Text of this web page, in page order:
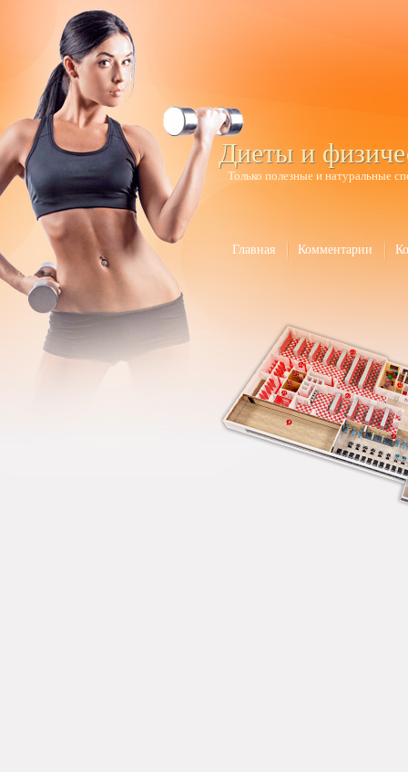
Диеты и
Только полезные и натуральные
Главная Комментарии